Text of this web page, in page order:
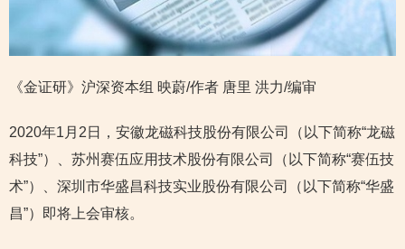
《金证研》沪深资本组 映蔚/作者 唐里 洪力/编审
2020年1月2日，安徽龙磁科技股份有限公司（以下简称“龙磁
科技”）、苏州赛伍应用技术股份有限公司（以下简称“赛伍技
术”）、深圳市华盛昌科技实业股份有限公司（以下简称“华盛
昌”）即将上会审核。